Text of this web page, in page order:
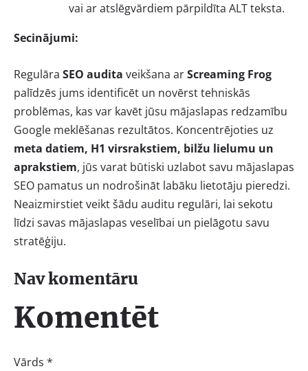
vai ar atslēgvārdiem pārpildīta ALT teksta.
Secinājumi:
Regulāra SEO audita veikšana arScreaming Frog
palīdzēs jums identificēt un novērst tehniskās
problēmas, kas var kavēt jūsu mājaslapas redzamību
Google meklēšanas rezultātos. Koncentrējoties uz
meta datiem, H1 virsrakstiem, bilžu lielumu un
aprakstiem, jūs varat būtiski uzlabot savu mājaslapas
SEO pamatus un nodrošināt labāku lietotāju pieredzi.
Neaizmirstiet veikt šādu auditu regulāri, lai sekotu
līdzi savas mājaslapas veselībai un pielāgotu savu
stratēģiju.
Nav komentāru
Komentēt
Vārds *